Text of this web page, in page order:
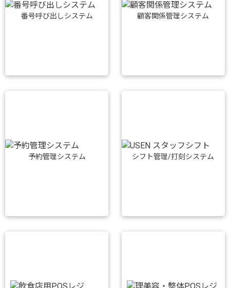
番号呼び出しシステム 顧客関係管理システム
予約管理システム シフト管理/打刻システム